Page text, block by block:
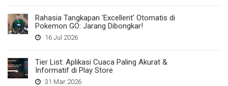
Rahasia Tangkapan 'Excellent' Otomatis di
Pokemon GO: Jarang Dibongkar!
16 Jul 2026
Tier List: Aplikasi Cuaca Paling Akurat &
Informatif di Play Store
31 Mar 2026